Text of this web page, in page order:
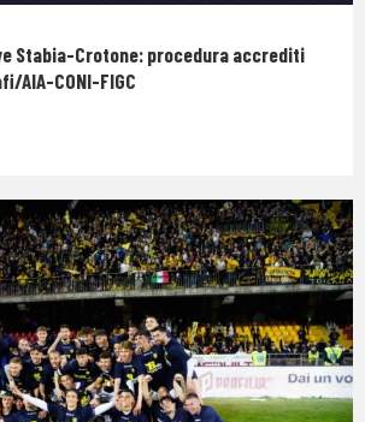
Stabia-Crotone: procedura accrediti
AIA-CONI-FIGC